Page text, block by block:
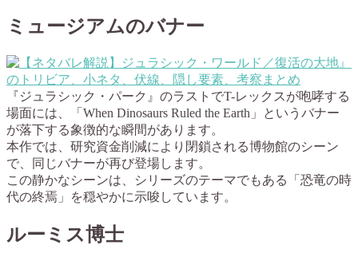
ミュージアムのバナー
『ジュラシック・パーク』のラストでT-レックスが咆哮する
場面には、「When Dinosaurs Ruled the Earth」というバナー
が落下する象徴的な瞬間があります。
本作では、研究資金削減により閉鎖される博物館のシーン
で、同じバナーが再び登場します。
この静かなシーンは、シリーズのテーマでもある「恐竜の時
代の終焉」を穏やかに示唆しています。
ルーミス博士